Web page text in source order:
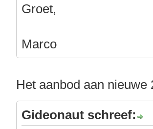
Groet,
Marco
Het aanbod aan
Gideonaut schreef: